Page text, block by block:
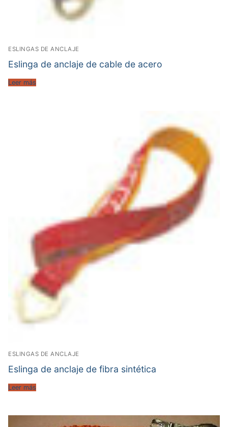
ESLINGAS DE ANCLAJE
Eslinga de anclaje de cable de acero
Leer más
ESLINGAS DE ANCLAJE
Eslinga de anclaje de fibra sintética
Leer más